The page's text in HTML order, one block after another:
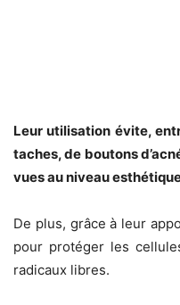
Leur utilisation évite,
taches, de boutons
vues au niveau
De plus, grâce à leur
pour protéger les
radicaux libres.